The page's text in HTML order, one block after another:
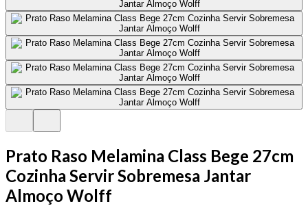
Prato Raso Melamina Class Bege 27cm
Cozinha Servir Sobremesa Jantar
Almoço Wolff